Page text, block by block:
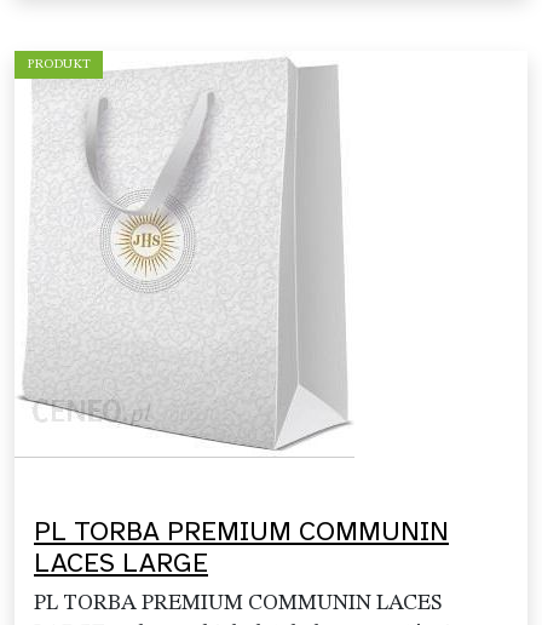
PRODUKT
PL TORBA PREMIUM COMMUNIN
LACES LARGE
PL TORBA PREMIUM COMMUNIN LACES